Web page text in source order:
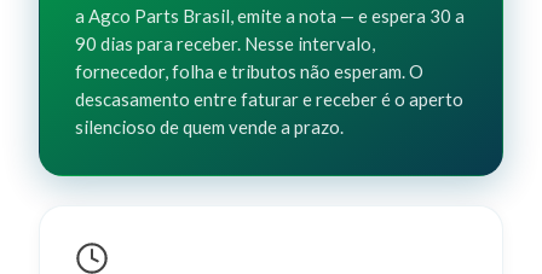
a Agco Parts Brasil, emite a nota — e espera 30 a
90 dias para receber. Nesse intervalo,
fornecedor, folha e tributos não esperam. O
descasamento entre faturar e receber é o aperto
silencioso de quem vende a prazo.